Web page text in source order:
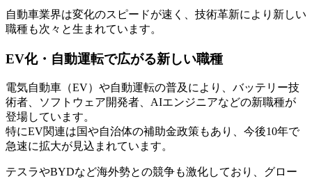
自動車業界は変化のスピードが速く、技術革新により新しい
職種も次々と生まれています。
EV化・自動運転で広がる新しい職種
電気自動車（EV）や自動運転の普及により、バッテリー技
術者、ソフトウェア開発者、AIエンジニアなどの新職種が
登場しています。
特にEV関連は国や自治体の補助金政策もあり、今後10年で
急速に拡大が見込まれています。
テスラやBYDなど海外勢との競争も激化しており、グロー